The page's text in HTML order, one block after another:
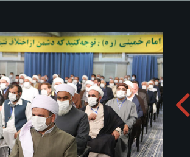
düzenin yetkilileri ve Vahdet
kabul etmesi
Albümü indirin: